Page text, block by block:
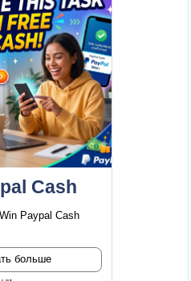
Cash
Paypal Cash
больше